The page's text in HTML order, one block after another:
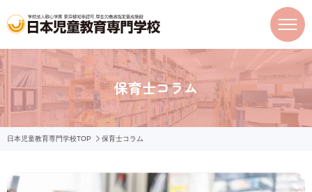
保育士コラム
日本児童教育専門学校TOP 保育士コラム